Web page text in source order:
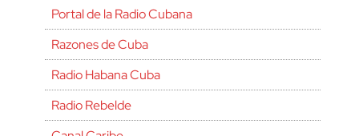
Portal de la Radio Cubana
Razones de Cuba
Radio Habana Cuba
Radio Rebelde